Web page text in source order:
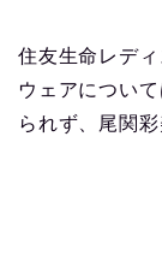
住友生命レデ
ウェアについ
られず、尾関